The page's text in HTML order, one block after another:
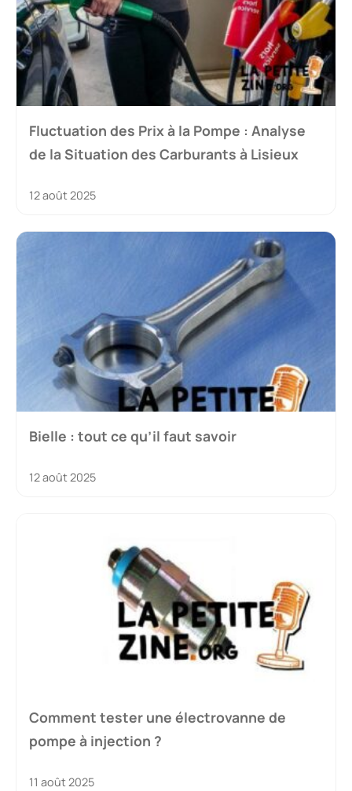
Fluctuation des Prix à la Pompe : Analyse
de la Situation des Carburants à Lisieux
12 août 2025
Bielle : tout ce qu’il faut savoir
12 août 2025
Comment tester une électrovanne de
pompe à injection ?
11 août 2025